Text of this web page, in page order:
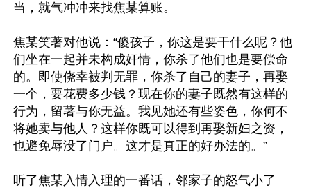
当，就气冲冲来找焦某算账。
焦某笑著对他说：“傻孩子，你这是要干什么呢？他
们坐在一起并未构成奸情，你杀了他们也是要偿命
的。即使侥幸被判无罪，你杀了自己的妻子，再娶
一个，要花费多少钱？现在你的妻子既然有这样的
行为，留著与你无益。我见她还有些姿色，你何不
将她卖与他人？这样你既可以得到再娶新妇之资，
也避免辱没了门户。这才是真正的好办法的。”
听了焦某入情入理的一番话，邻家子的怒气小了